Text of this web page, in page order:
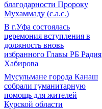
благодарности Пророку
Мухаммаду (с.а.с.)
В г.Уфа состоялась
церемония вступления в
должность вновь
избранного Главы РБ Радия
Хабирова
Мусульмане города Канаш
собрали гуманитарную
помощь для жителей
Курской области